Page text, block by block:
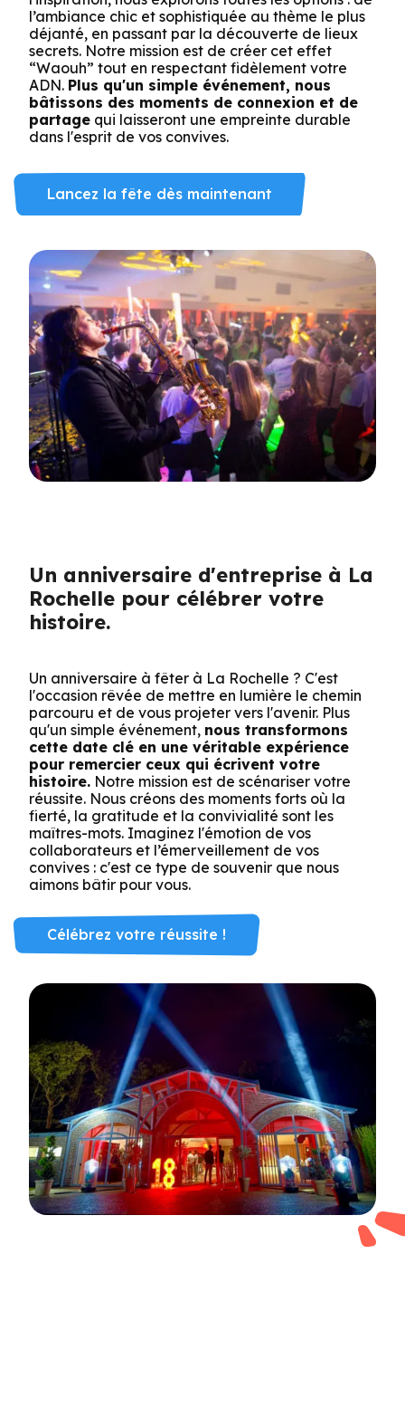
l’ambiance chic et sophistiquée au thème le plus
déjanté, en passant par la découverte de lieux
secrets. Notre mission est de créer cet effet
“Waouh” tout en respectant fidèlement votre
ADN. Plus qu'un simple événement, nous
bâtissons des moments de connexion et de
partagequi laisseront une empreinte durable
dans l'esprit de vos convives.
Lancez la fête dès maintenant
Un anniversaire d'entreprise à La
Rochelle pour célébrer votre
histoire.
Un anniversaire à fêter à La Rochelle ? C'est
l'occasion rêvée de mettre en lumière le chemin
parcouru et de vous projeter vers l'avenir. Plus
qu'un simple événement, nous transformons
cette date clé en une véritable expérience
pour remercier ceux qui écrivent votre
histoire.Notre mission est de scénariser votre
réussite. Nous créons des moments forts où la
fierté, la gratitude et la convivialité sont les
maîtres-mots. Imaginez l'émotion de vos
collaborateurs et l’émerveillement de vos
convives : c'est ce type de souvenir que nous
aimons bâtir pour vous.
Célébrez votre réussite !